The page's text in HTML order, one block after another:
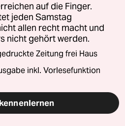
auf die Finger.
jeden Samstag
allen recht macht und
nicht gehört werden.
Zeitung frei Haus
inkl. Vorlesefunktion